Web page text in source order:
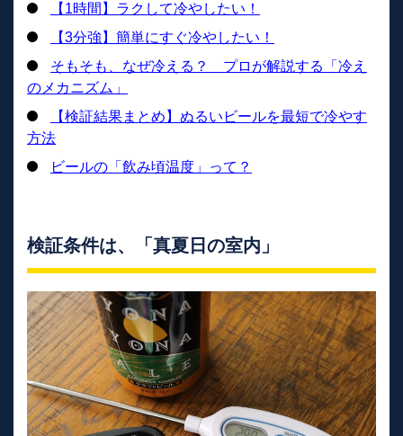
【1時間】ラクして冷やしたい！
【3分強】簡単にすぐ冷やしたい！
そもそも、なぜ冷える？ プロが解説する「冷え
のメカニズム」
【検証結果まとめ】ぬるいビールを最短で冷やす
方法
ビールの「飲み頃温度」って？
検証条件は、「真夏日の室内」